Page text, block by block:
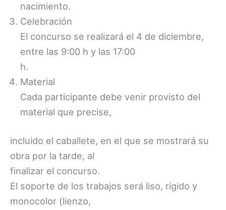
nacimiento.
Celebración
El concurso se realizará el 4 de diciembre,
entre las 9:00 h y las 17:00
h.
Material
Cada participante debe venir provisto del
material que precise,
incluido el caballete, en el que se mostrará su
obra por la tarde, al
finalizar el concurso.
El soporte de los trabajos será liso, rígido y
monocolor (lienzo,